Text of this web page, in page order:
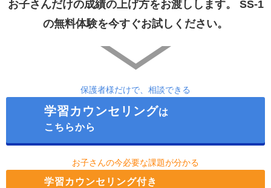
お子さんだけの成績の上げ方をお渡しします。
SS-1
の無料体験を今すぐお試しください。
保護者様だけで、相談できる
学習カウンセリングは
こちらから
お子さんの今必要な課題が分かる
学習カウンセリング付き